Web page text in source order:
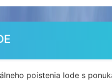
poistenia lode s